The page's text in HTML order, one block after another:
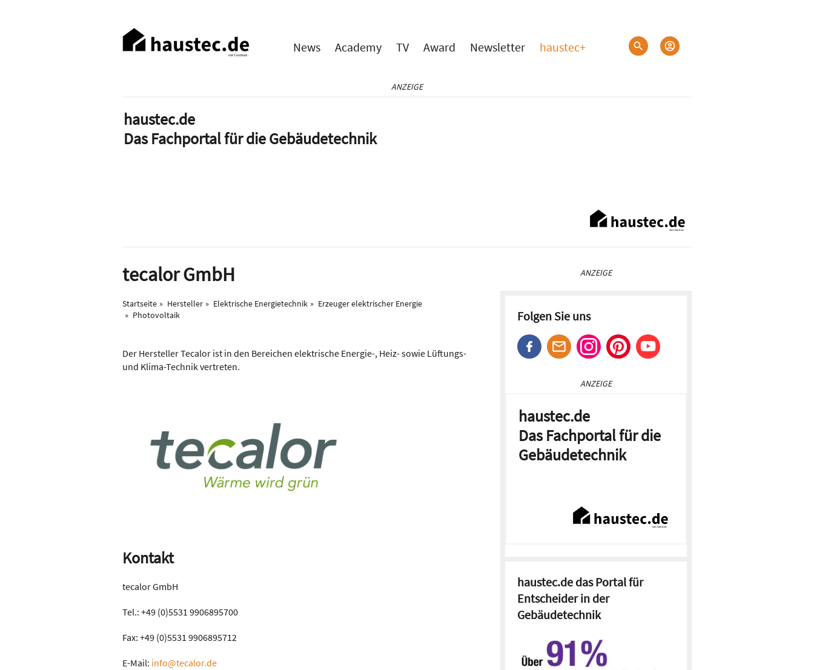
Haupt-
Navigation
News Academy TV Award Newsletter haustec+
ANZEIGE
haustec.de
Das Fachportal für die Gebäudetechnik
tecalor GmbH
Startseite Hersteller Elektrische Energietechnik
Erzeuger elektrischer Energie
Photovoltaik
Der Hersteller Tecalor ist in den Bereichen elektrische Energie-, Heiz- sowie Lüftungs-
und Klima-Technik vertreten.
Kontakt
tecalor GmbH
Tel.: +49 (0)5531 9906895700
Fax: +49 (0)5531 9906895712
E-Mail: info@tecalor.de
ANZEIGE
Folgen Sie uns
ANZEIGE
haustec.de
Das Fachportal für die
Gebäudetechnik
haustec.de das Portal für
Entscheider in der
Gebäudetechnik